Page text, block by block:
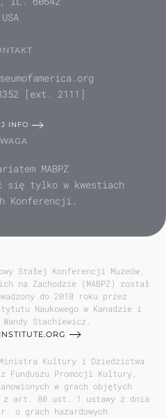
USA
[ext. 2111]
INFO
MABPZ
się tylko w kwestiach
Konferencji.
Stałej Konferencji Muzeów,
na Zachodzie (MABPZ) został
do 2018 roku przez
Naukowego w Kanadzie i
Stachiewicz.
Ministra Kultury i Dziedzictwa
z Funduszu Promocji Kultury,
w grach objętych
z art. 80 ust. 1 ustawy z dnia
o grach hazardowych